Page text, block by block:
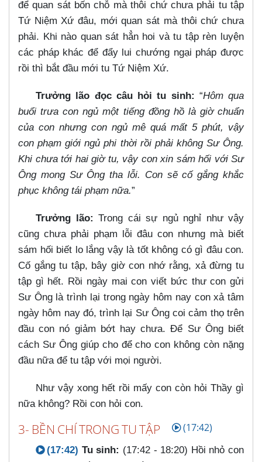
để quan sát bốn chỗ mà thôi chứ chưa phải tu tập
Tứ Niệm Xứ đâu, mới quan sát mà thôi chứ chưa
phải. Khi nào quan sát hẳn hoi và tu tập rèn luyện
các pháp khác để đẩy lui chướng ngại pháp được
rồi thì bắt đầu mới tu Tứ Niệm Xứ.
Trưởng lão đọc câu hỏi tu sinh: “Hôm qua
buổi trưa con ngủ một tiếng đồng hồ là giờ chuẩn
của con nhưng con ngủ mê quá mất 5 phút, vậy
con phạm giới ngủ phi thời rồi phải không Sư Ông.
Khi chưa tới hai giờ tu, vậy con xin sám hối với Sư
Ông mong Sư Ông tha lỗi. Con sẽ cố gắng khắc
phục không tái phạm nữa.”
Trưởng lão: Trong cái sự ngủ nghỉ như vậy
cũng chưa phải phạm lỗi đâu con nhưng mà biết
sám hối biết lo lắng vậy là tốt không có gì đâu con.
Cố gắng tu tập, bây giờ con nhớ rằng, xả đừng tu
tập gì hết. Rồi ngày mai con viết bức thư con gửi
Sư Ông là trình lại trong ngày hôm nay con xả tâm
ngày hôm nay đó, trình lại Sư Ông coi cảm thọ trên
đầu con nó giảm bớt hay chưa. Để Sư Ông biết
cách Sư Ông giúp cho để cho con không còn nặng
đầu nữa để tu tập với mọi người.
Như vậy xong hết rồi mấy con còn hỏi Thầy gì
nữa không? Rồi con hỏi con.
3- BỀN CHÍ TRONG TU TẬP (17:42)
(17:42) Tu sinh: (17:42 - 18:20) Hồi nhỏ con